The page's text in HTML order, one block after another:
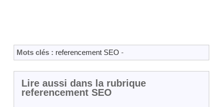
Mots clés : referencement SEO -
Lire aussi dans la rubrique
referencement SEO